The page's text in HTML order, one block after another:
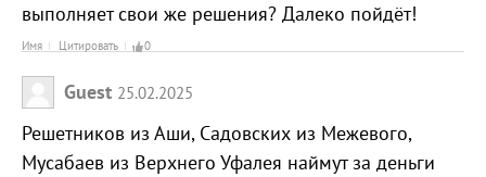
выполняет свои же решения? Далеко пойдёт!
Имя Цитировать 0
Guest 25.02.2025
Решетников из Аши, Садовских из Межевого,
Мусабаев из Верхнего Уфалея наймут за деньги